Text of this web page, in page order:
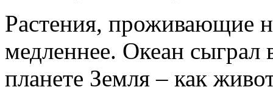
Растения, проживающие
медленнее. Океан
планете Земля – как